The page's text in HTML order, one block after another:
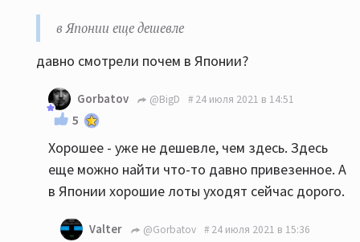
в Японии еще дешевле
давно смотрели почем в Японии?
Gorbatov @BigD 24 июля 2021 в 14:51
5
Хорошее - уже не дешевле, чем здесь. Здесь
еще можно найти что-то давно привезенное. А
в Японии хорошие лоты уходят сейчас дорого.
Valter @Gorbatov 24 июля 2021 в 15:36